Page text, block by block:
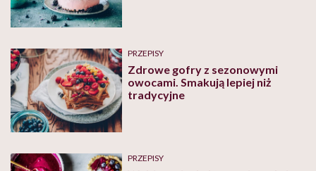
PRZEPISY
Zdrowe gofry z sezonowymi
owocami. Smakują lepiej niż
tradycyjne
PRZEPISY